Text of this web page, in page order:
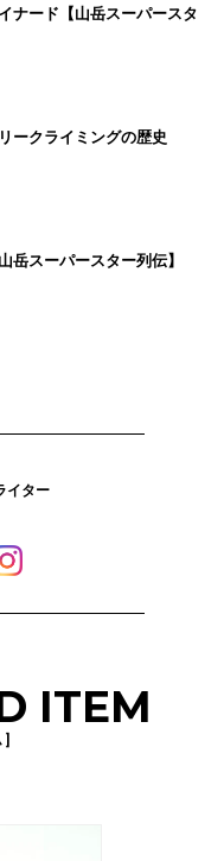
ナード【山岳スーパースタ
ークライミングの歴史
スーパースター列伝】
イター
ITEM
]